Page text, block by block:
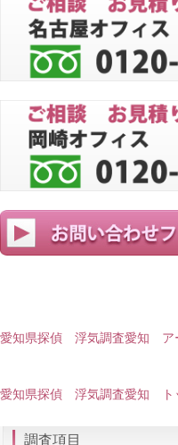
愛知県探偵 浮気調査愛知 ア
愛知県探偵 浮気調査愛知 ト
調査項目